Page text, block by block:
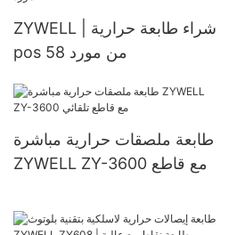
ZYWELL | شراء طابعة حرارية
pos 58 من مورد
طابعة ملصقات حرارية مباشرة
ZYWELL ZY-3600 مع قاطع